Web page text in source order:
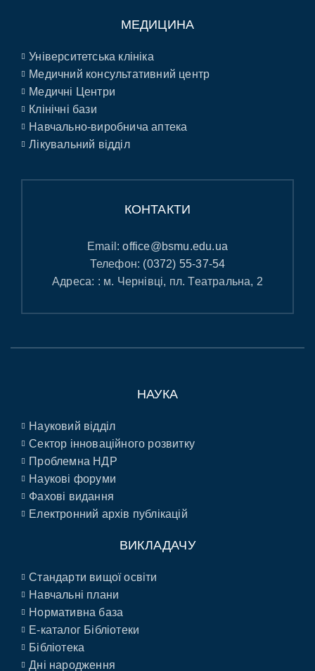
МЕДИЦИНА
Університетська клініка
Медичний консультативний центр
Медичні Центри
Клінічні бази
Навчально-виробнича аптека
Лікувальний відділ
КОНТАКТИ
Email:office@bsmu.edu.ua
Телефон: (0372) 55-37-54
Адреса: : м. Чернівці, пл. Театральна, 2
НАУКА
Науковий відділ
Сектор інноваційного розвитку
Проблемна НДР
Наукові форуми
Фахові видання
Електронний архів публікацій
ВИКЛАДАЧУ
Стандарти вищої освіти
Навчальні плани
Нормативна база
E-каталог Бібліотеки
Бібліотека
Дні народження